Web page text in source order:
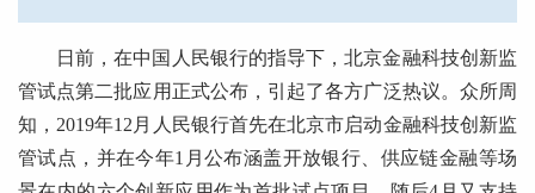
日前，在中国人民银行的指导下，北京金融科技创新监
管试点第二批应用正式公布，引起了各方广泛热议。众所周
知，2019年12月人民银行首先在北京市启动金融科技创新监
管试点，并在今年1月公布涵盖开放银行、供应链金融等场